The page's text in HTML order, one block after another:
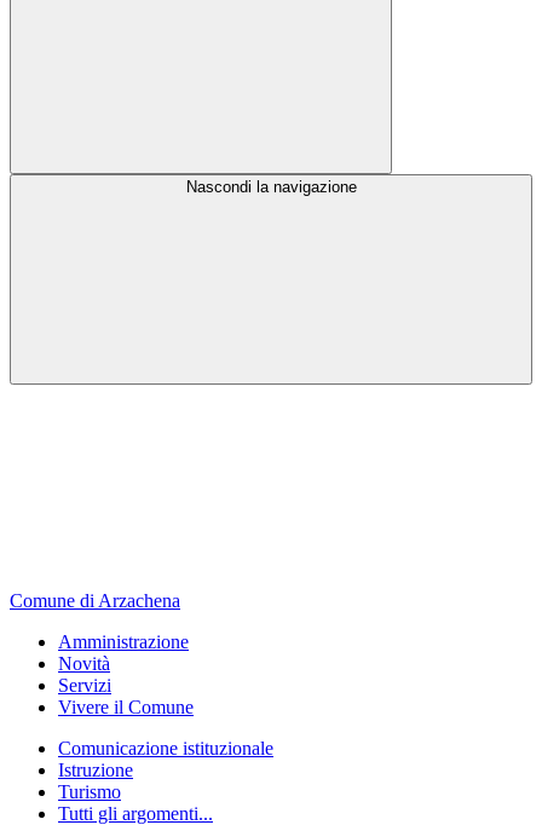
Nascondi la navigazione
Comune di Arzachena
Amministrazione
Novità
Servizi
Vivere il Comune
Comunicazione istituzionale
Istruzione
Turismo
Tutti gli argomenti...